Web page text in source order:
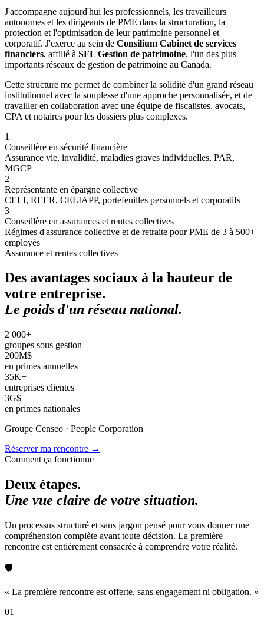
J'accompagne aujourd'hui les professionnels, les travailleurs
autonomes et les dirigeants de PME dans la structuration, la
protection et l'optimisation de leur patrimoine personnel et
corporatif. J'exerce au sein de Consilium Cabinet de services
financiers, affilié à SFL Gestion de patrimoine, l'un des plus
importants réseaux de gestion de patrimoine au Canada.
Cette structure me permet de combiner la solidité d'un grand réseau
institutionnel avec la souplesse d'une approche personnalisée, et de
travailler en collaboration avec une équipe de fiscalistes, avocats,
CPA et notaires pour les dossiers plus complexes.
1
Conseillère en sécurité financière
Assurance vie, invalidité, maladies graves individuelles, PAR,
MGCP
2
Représentante en épargne collective
CELI, REER, CELIAPP, portefeuilles personnels et corporatifs
3
Conseillère en assurances et rentes collectives
Régimes d'assurance collective et de retraite pour PME de 3 à 500+
employés
Assurance et rentes collectives
Des avantages sociaux à la hauteur de
votre entreprise.
Le poids d'un réseau national.
2 000+
groupes sous gestion
200M$
en primes annuelles
35K+
entreprises clientes
3G$
en primes nationales
Groupe Censeo · People Corporation
Réserver ma rencontre →
Comment ça fonctionne
Deux étapes.
Une vue claire de votre situation.
Un processus structuré et sans jargon pensé pour vous donner une
compréhension complète avant toute décision. La première
rencontre est entièrement consacrée à comprendre votre réalité.
🛡
« La première rencontre est offerte, sans engagement ni obligation. »
01